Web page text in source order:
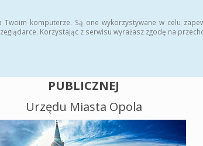
komputerze. Są one wykorzystywane w celu
Korzystając z serwisu wyrażasz zgodę na
PUBLICZNEJ
Urzędu Miasta Opola